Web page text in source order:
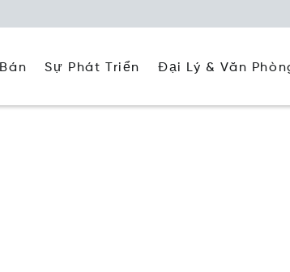
Bán Sự Phát Triển Đại Lý & Văn